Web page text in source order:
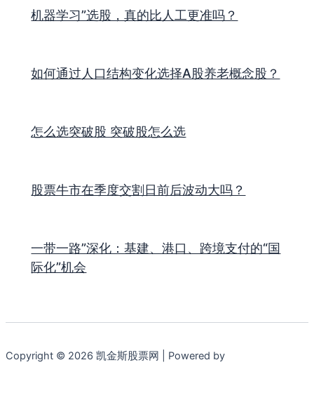
机器学习”选股，真的比人工更准吗？
如何通过人口结构变化选择A股养老概念股？
怎么选突破股 突破股怎么选
股票牛市在季度交割日前后波动大吗？
一带一路”深化：基建、港口、跨境支付的“国
际化”机会
Copyright © 2026 凯金斯股票网 | Powered by